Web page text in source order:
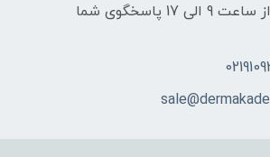
شنبه تا پنج شنبه ، از ساعت 9 الی 17 پاسخگوی شما